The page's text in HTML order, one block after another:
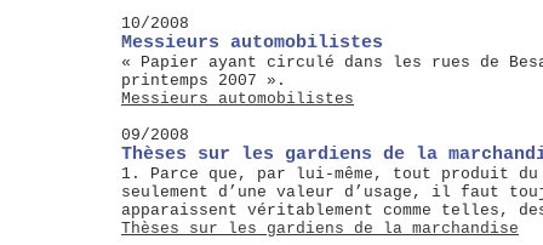
10/2008
Messieurs automobilistes
« Papier ayant circulé dans les rues de
printemps 2007 ».
Messieurs automobilistes
09/2008
Thèses sur les gardiens de la
1. Parce que, par lui-même, tout produit
seulement d’une valeur d’usage, il faut
apparaissent véritablement comme telles, des
Thèses sur les gardiens de la marchandise